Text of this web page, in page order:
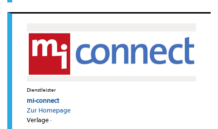
Dienstleister
mi-connect
Zur Homepage
Verlage·